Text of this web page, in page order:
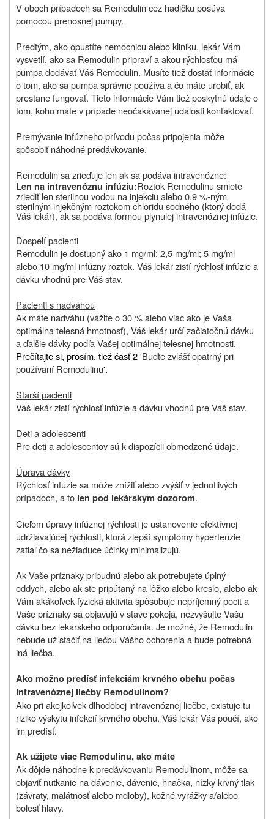
V oboch prípadoch sa Remodulin cez hadičku posúva
pomocou prenosnej pumpy.
Predtým, ako opustíte nemocnicu alebo kliniku, lekár Vám
vysvetlí, ako sa Remodulin pripraví a akou rýchlosťou má
pumpa dodávať Váš Remodulin. Musíte tiež dostať informácie
o tom, ako sa pumpa správne používa a čo máte urobiť, ak
prestane fungovať. Tieto informácie Vám tiež poskytnú údaje o
tom, koho máte v prípade neočakávanej udalosti kontaktovať.
Premývanie infúzneho prívodu počas pripojenia môže
spôsobiť náhodné predávkovanie.
Remodulin sa zrieďuje len ak sa podáva intravenózne:
Len na intravenóznu infúziu:Roztok Remodulinu smiete
zriediť lensterilnou vodou na injekciu alebo 0,9 %-ným
sterilným injekčným roztokom chloridu sodného (ktorý dodá
Váš lekár), ak sa podáva formou plynulej intravenóznej infúzie.
Dospelí pacienti
Remodulin je dostupný ako 1 mg/ml; 2,5 mg/ml; 5 mg/ml
alebo 10 mg/ml infúzny roztok. Váš lekár zistí rýchlosť infúzie a
dávku vhodnú pre Váš stav.
Pacienti s nadváhou
Ak máte nadváhu (vážite o 30 % alebo viac ako je Vaša
optimálna telesná hmotnosť), Váš lekár určí začiatočnú dávku
a ďalšie dávky podľa Vašej optimálnej telesnej hmotnosti.
Prečítajte si, prosím, tiež časť 2 'Buďte zvlášť opatrný pri
používaní Remodulinu'.
Starší pacienti
Váš lekár zistí rýchlosť infúzie a dávku vhodnú pre Váš stav.
Deti a adolescenti
Pre deti a adolescentov sú k dispozícii obmedzené údaje.
Úprava dávky
Rýchlosť infúzie sa môže znížiť alebo zvýšiť v jednotlivých
prípadoch, a to len pod lekárskym dozorom.
Cieľom úpravy infúznej rýchlosti je ustanovenie efektívnej
udržiavajúcej rýchlosti, ktorá zlepší symptómy hypertenzie
zatiaľ čo sa nežiaduce účinky minimalizujú.
Ak Vaše príznaky pribudnú alebo ak potrebujete úplný
oddych, alebo ak ste pripútaný na lôžko alebo kreslo, alebo ak
Vám akákoľvek fyzická aktivita spôsobuje nepríjemný pocit a
Vaše príznaky sa objavujú v stave pokoja, nezvyšujte Vašu
dávku bez lekárskeho odporúčania. Je možné, že Remodulin
nebude už stačiť na liečbu Vášho ochorenia a bude potrebná
iná liečba.
Ako možno predísť infekciám krvného obehu počas
intravenóznej liečby Remodulinom?
Ako pri akejkoľvek dlhodobej intravenóznej liečbe, existuje tu
riziko výskytu infekcií krvného obehu. Váš lekár Vás poučí, ako
im predísť.
Ak užijete viac Remodulinu, ako máte
Ak dôjde náhodne k predávkovaniu Remodulinom, môže sa
objaviť nutkanie na dávenie, dávenie, hnačka, nízky krvný tlak
(závraty, malátnosť alebo mdloby), kožné vyrážky a/alebo
bolesť hlavy.